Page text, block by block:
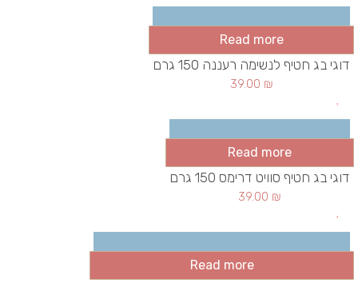
Read more
דוגי בג חטיף לנשימה רעננה 150 גרם
39.00 ₪
Read more
דוגי בג חטיף סוויט דרימס 150 גרם
39.00 ₪
Read more